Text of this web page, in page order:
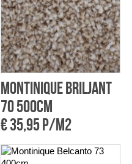
Montinique Briljant
70 500cm
€ 35,95 p/m2